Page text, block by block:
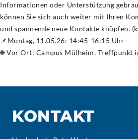
Informationen oder Unterstützung
können Sie sich auch weiter mit Ihren
und spannende neue Kontakte knüpfen.
📌Montag, 11.05.26: 14:45-16:15 Uhr
🌐 Vor Ort: Campus Mülheim, Treffpunkt
KONTAKT